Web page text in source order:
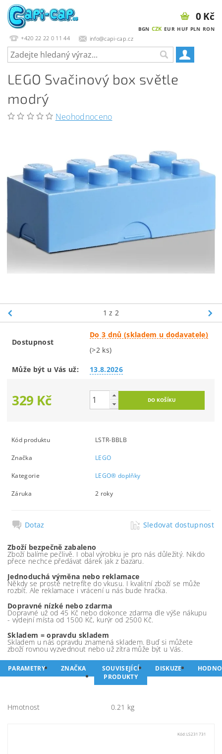
+420 22 22 0 11 44 info@capi-cap.cz
BGN CZK EUR HUF PLN RON
0 Kč
LEGO Svačinový box světle
modrý
Neohodnoceno
1 z 2
Dostupnost
Do 3 dnů (skladem u dodavatele)
(>2 ks)
Může být u Vás už: 13.8.2026
329 Kč
Kód produktu LSTR-BBLB
Značka LEGO
Kategorie LEGO® doplňky
Záruka 2 roky
Dotaz Sledovat dostupnost
Zboží bezpečně zabaleno
Zboží balíme pečlivě. I obal výrobku je pro nás důležitý. Nikdo
přece nechce předávat dárek jak z bazaru.
Jednoduchá výměna nebo reklamace
Někdy se prostě netrefíte do vkusu. I kvalitní zboží se může
rozbít. Ale reklamace i vrácení u nás bude hračka.
Dopravné nízké nebo zdarma
Dopravné už od 45 Kč nebo dokonce zdarma dle výše nákupu
- výdejní místa od 1500 Kč, kurýr od 2500 Kč.
Skladem = opravdu skladem
Skladem u nás opravdu znamená skladem. Buď si můžete
zboží rovnou vyzvednout nebo už zítra může být u Vás.
PARAMETRY ZNAČKA
SOUVISEJÍCÍ
PRODUKTY
DISKUZE
Hmotnost 0.21 kg
Kód: LS231731